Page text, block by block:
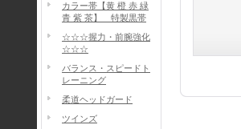
カラー帯【黄 橙 赤 緑
青 紫 茶】 特製黒帯
☆☆☆握力・前腕強化
☆☆☆
バランス・スピードト
レーニング
柔道ヘッドガード
ツインズ